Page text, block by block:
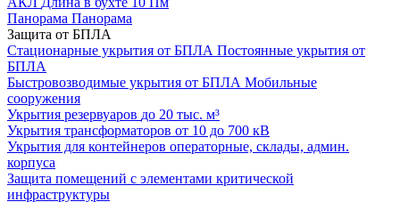
Панорама Панорама
Защита от БПЛА
Стационарные укрытия от БПЛА Постоянные укрытия от
БПЛА
Быстровозводимые укрытия от БПЛА Мобильные
сооружения
Укрытия резервуаров до 20 тыс. м³
Укрытия трансформаторов от 10 до 700 кВ
Укрытия для контейнеров операторные, склады, админ.
корпуса
Защита помещений с элементами критической
инфраструктуры